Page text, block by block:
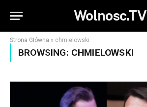
Wolnosc.TV
Strona Główna » chmielowski
BROWSING: CHMIELOWSKI